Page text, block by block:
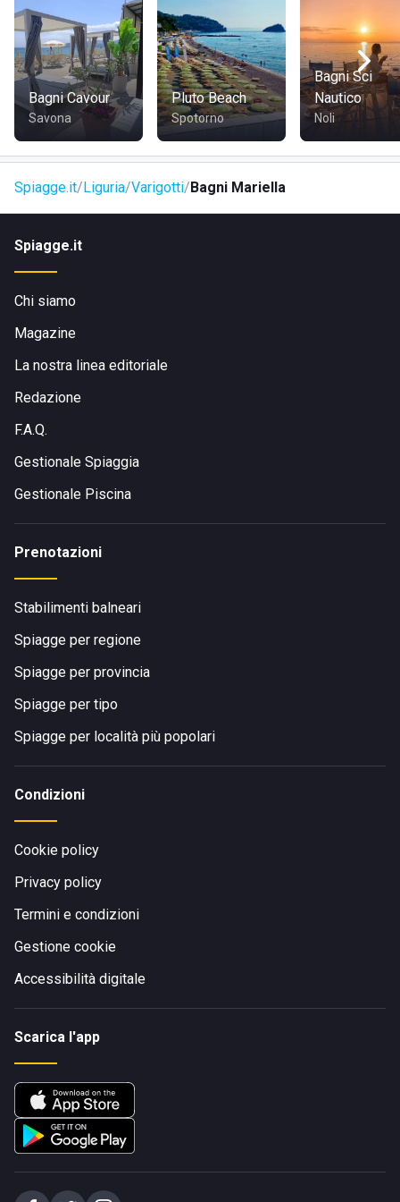
struttura sono un valore aggiunto. I Bagni Mariella, adatti a
ospiti di ogni età, sono perfetti per famiglie con bambini.
Naturalmente anche gli amici a quattro zampe sono sempre
benvenuti.
Bagni Cavour
Savona
Pluto Beach
Spotorno
Bagni Sci
Nautico
Noli
Spiagge.it Liguria Varigotti Bagni Mariella
Spiagge.it
Chi siamo
Magazine
La nostra linea editoriale
Redazione
F.A.Q.
Gestionale Spiaggia
Gestionale Piscina
Prenotazioni
Stabilimenti balneari
Spiagge per regione
Spiagge per provincia
Spiagge per tipo
Spiagge per località più popolari
Condizioni
Cookie policy
Privacy policy
Termini e condizioni
Gestione cookie
Accessibilità digitale
Scarica l'app